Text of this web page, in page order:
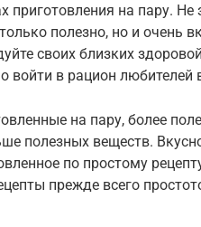
приготовления на пару.
полезно, но и очень
своих близких
войти в рацион любителей
на пару, более
полезных веществ.
по простому
прежде всего